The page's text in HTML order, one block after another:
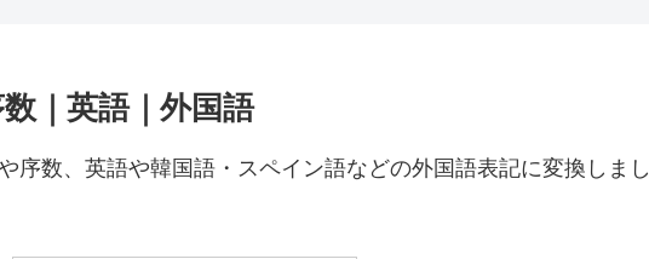
｜英語｜外国語
序数、英語や韓国語・スペイン語などの外国語表記に変換しまし